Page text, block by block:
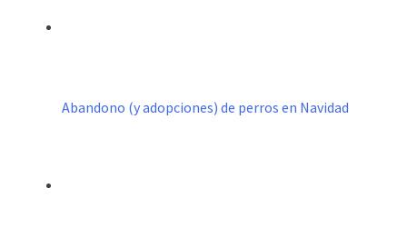
Abandono (y adopciones) de perros en Navidad